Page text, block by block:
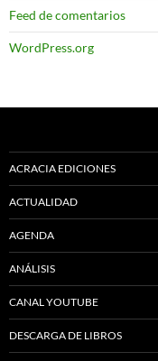
Feed de comentarios
WordPress.org
ACRACIA EDICIONES
ACTUALIDAD
AGENDA
ANÁLISIS
CANAL YOUTUBE
DESCARGA DE LIBROS